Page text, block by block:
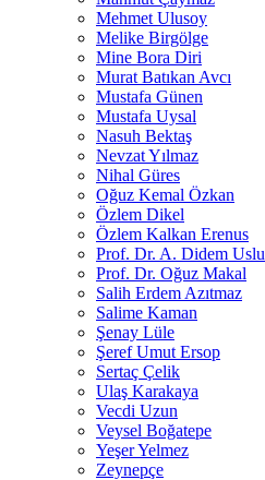
Mehmet Ulusoy
Melike Birgölge
Mine Bora Diri
Murat Batıkan Avcı
Mustafa Günen
Mustafa Uysal
Nasuh Bektaş
Nevzat Yılmaz
Nihal Güres
Oğuz Kemal Özkan
Özlem Dikel
Özlem Kalkan Erenus
Prof. Dr. A. Didem Uslu
Prof. Dr. Oğuz Makal
Salih Erdem Azıtmaz
Salime Kaman
Şenay Lüle
Şeref Umut Ersop
Sertaç Çelik
Ulaş Karakaya
Vecdi Uzun
Veysel Boğatepe
Yeşer Yelmez
Zeynepçe